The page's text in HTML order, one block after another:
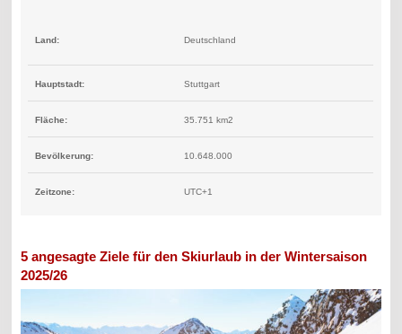
Land: Deutschland
Hauptstadt: Stuttgart
Fläche: 35.751 km2
Bevölkerung: 10.648.000
Zeitzone: UTC+1
5 angesagte Ziele für den Skiurlaub in der Wintersaison
2025/26